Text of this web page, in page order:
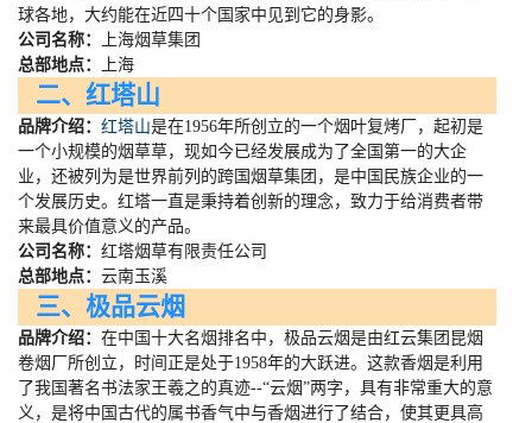
球各地，大约能在近四十个国家中见到它的身影。
公司名称：
上海烟草集团
总部地点：
上海
二、红塔山
品牌介绍： 红塔山是在1956年所创立的一个烟叶复烤厂，起初是
一个小规模的烟草草，现如今已经发展成为了全国第一的大企
业，还被列为是世界前列的跨国烟草集团，是中国民族企业的一
个发展历史。红塔一直是秉持着创新的理念，致力于给消费者带
来最具价值意义的产品。
公司名称： 红塔烟草有限责任公司
总部地点： 云南玉溪
三、极品云烟
品牌介绍： 在中国十大名烟排名中，极品云烟是由红云集团昆烟
卷烟厂所创立，时间正是处于1958年的大跃进。这款香烟是利用
了我国著名书法家王羲之的真迹--“云烟”两字，具有非常重大的意
义，是将中国古代的属书香气中与香烟进行了结合，使其更具高